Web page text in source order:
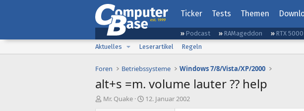
Ticker Tests Themen
Podcast RAMageddon RTX
Aktuelles
Leserartikel Regeln
Foren Betriebssysteme Windows 7/8/Vista/XP/2000
alt+s =m. volume lauter ?? help
E
Mr. Quake
E12. Januar 2002